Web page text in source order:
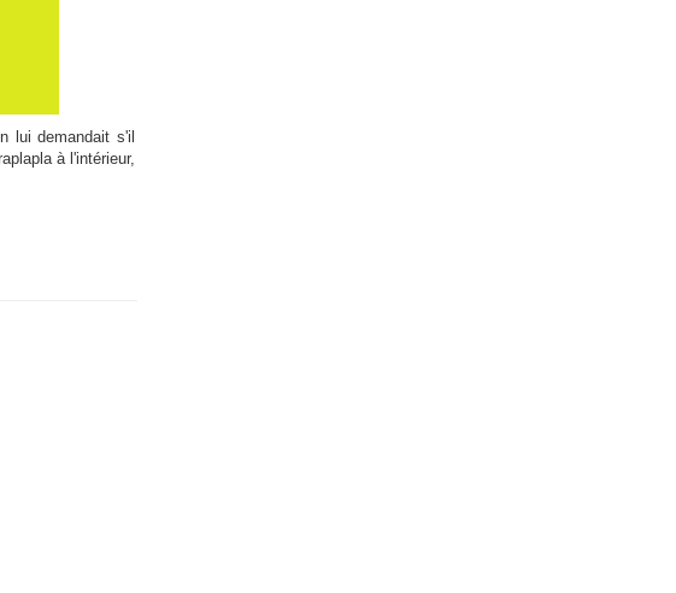
lui demandait s'il
à l'intérieur,